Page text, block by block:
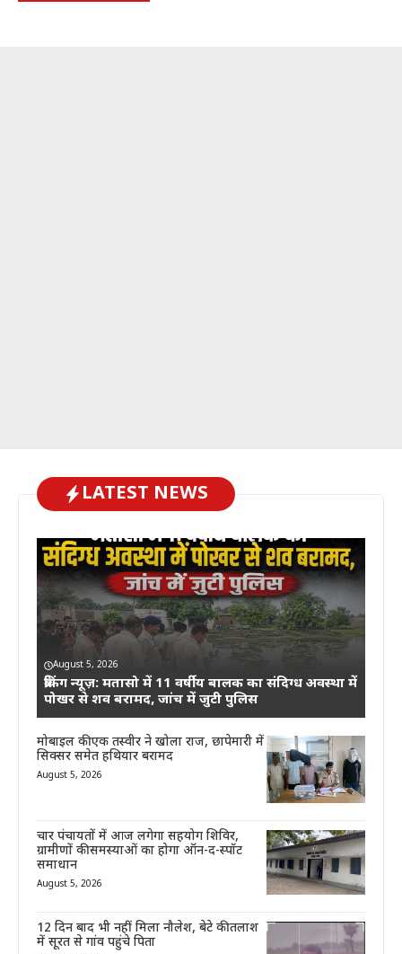
LATEST NEWS
August 5, 2026
ब्रेकिंग न्यूज़: मतासो में 11 वर्षीय बालक का संदिग्ध अवस्था में
पोखर से शव बरामद, जांच में जुटी पुलिस
मोबाइल की एक तस्वीर ने खोला राज, छापेमारी में
सिक्सर समेत हथियार बरामद
August 5, 2026
चार पंचायतों में आज लगेगा सहयोग शिविर,
ग्रामीणों की समस्याओं का होगा ऑन-द-स्पॉट
समाधान
August 5, 2026
12 दिन बाद भी नहीं मिला नौलेश, बेटे की तलाश
में सूरत से गांव पहुंचे पिता